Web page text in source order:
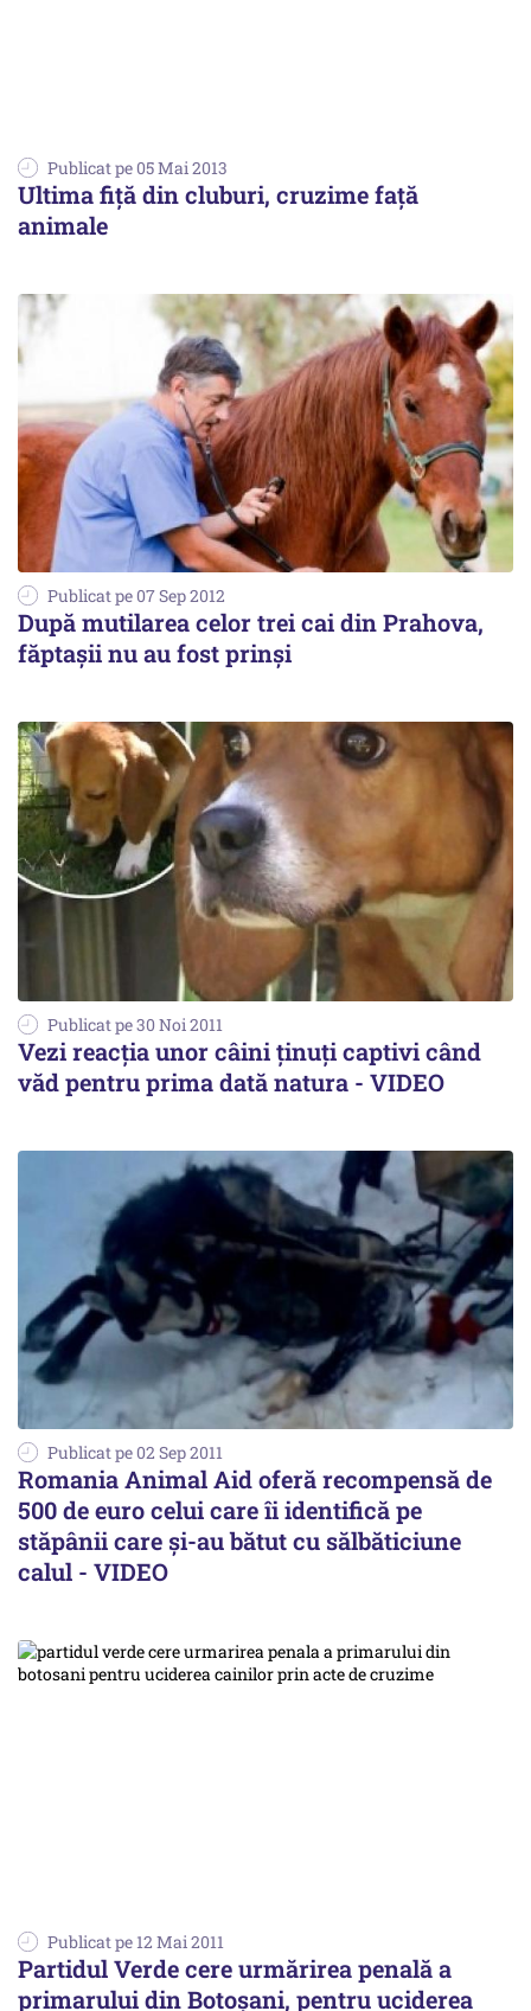
Publicat pe 05 Mai 2013
Ultima fiță din cluburi, cruzime față
animale
Publicat pe 07 Sep 2012
După mutilarea celor trei cai din Prahova,
făptașii nu au fost prinși
Publicat pe 30 Noi 2011
Vezi reacția unor câini ținuți captivi când
văd pentru prima dată natura - VIDEO
Publicat pe 02 Sep 2011
Romania Animal Aid oferă recompensă de
500 de euro celui care îi identifică pe
stăpânii care şi-au bătut cu sălbăticiune
calul - VIDEO
Publicat pe 12 Mai 2011
Partidul Verde cere urmărirea penală a
primarului din Botoșani, pentru uciderea